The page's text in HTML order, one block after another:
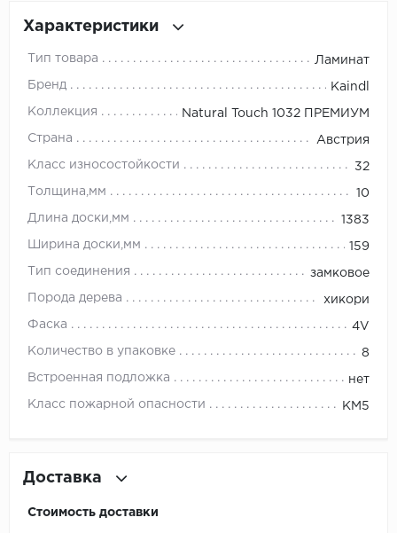
Next Step
Novafloor
Характеристики
Тип товара Ламинат
Бренд Kaindl
Коллекция Natural Touch 1032 ПРЕМИУМ
Страна Австрия
Класс износостойкости 32
Толщина,мм 10
Длина доски,мм 1383
Ширина доски,мм 159
Тип соединения замковое
Порода дерева хикори
Фаска 4V
Количество в упаковке 8
Встроенная подложка нет
Класс пожарной опасности КМ5
Доставка
Стоимость доставки